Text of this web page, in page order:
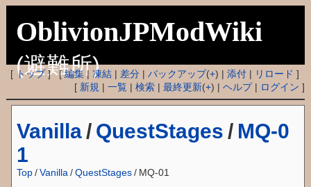
OblivionJPModWiki
(避難所)
[ トップ] [編集|凍結 | 差分 |バックアップ(+) |添付 | リロード ]
[ 新規 |一覧 |検索 |最終更新(+) |ヘルプ| ログイン ]
Vanilla / QuestStages / MQ-0
1
Top /Vanilla /QuestStages/ MQ-01